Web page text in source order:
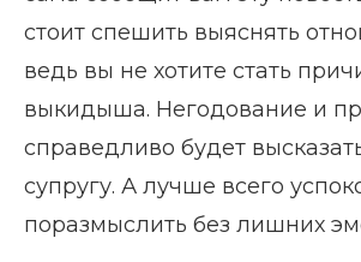
стоит спешить выяснять
ведь вы не хотите стать
выкидыша. Негодование и
справедливо будет
супругу. А лучше всего
поразмыслить без лишних